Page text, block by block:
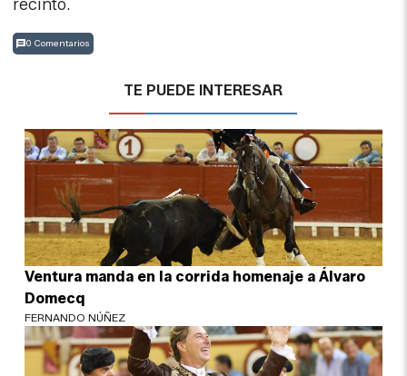
recinto.
0 Comentarios
TE PUEDE INTERESAR
Ventura manda en la corrida homenaje a Álvaro
Domecq
FERNANDO NÚÑEZ